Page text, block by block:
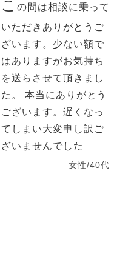
こ の間は相談に乗って
いただきありがとうご
ざいます。少ない額で
はありますがお気持ち
を送らさせて頂きまし
た。 本当にありがとう
ございます。遅くなっ
てしまい大変申し訳ご
ざいませんでした
女性/40代